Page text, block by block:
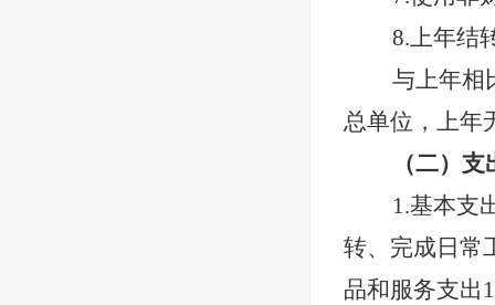
8.上年结
与上年相
总单位，上年
（二）
1.基本支
转、完成日常
品和服务支出